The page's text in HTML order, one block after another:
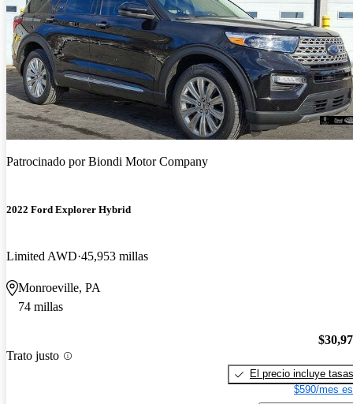
Patrocinado porBiondi Motor Company
2022 Ford Explorer Hybrid
Limited AWD 45,953 millas
Monroeville, PA
74 millas
Trato justo
El precio incluye tasas
$590/mes